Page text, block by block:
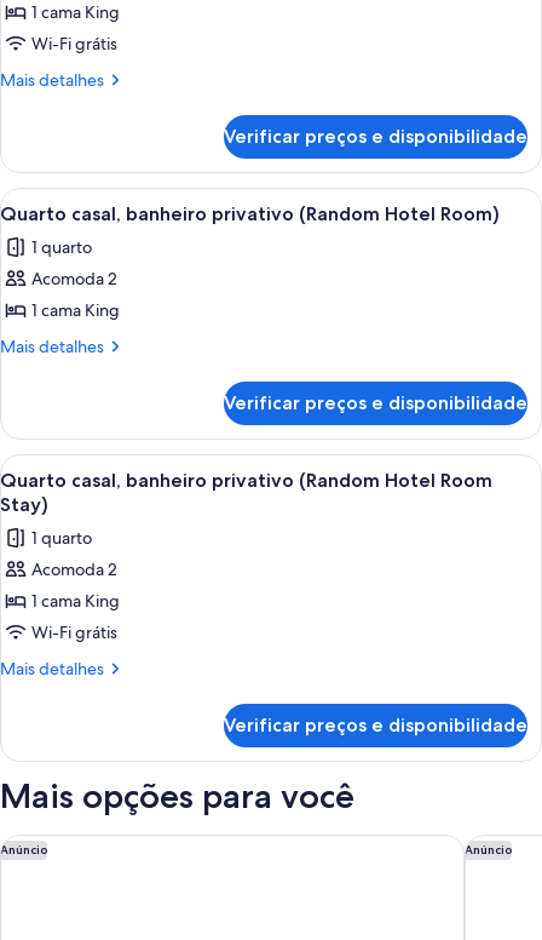
1 cama King
Wi-Fi grátis
Mais detalhes
Mais
casal,
banheiro
privativo,
para
(One
Bedroom
Verificar preços e disponibilidade
Carrega
todas
as
fotos
de
Quarto
privativo
(Random
Hotel
Room)
Cozinha moderna com ilha central,
4
Quarto casal, banheiro privativo (Random Hotel Room)
1 quarto
Acomoda 2
1 cama King
Mais detalhes
Mais
casal,
banheiro
privativo
(Random
Hotel
Room)
Verificar preços e disponibilidade
Carrega
todas
as
fotos
de
Quarto
casal,
banheiro
Hotel
Stay)
Cozinha moderna com ilha central,
4
Quarto casal, banheiro privativo (Random Hotel Room
Stay)
1 quarto
Acomoda 2
1 cama King
Wi-Fi grátis
Mais detalhes
Mais
casal,
privativo
Hotel
Room
Verificar preços e disponibilidade
Mais opções para você
Anúncio
Hampton Inn & Suites Indio Anúncio